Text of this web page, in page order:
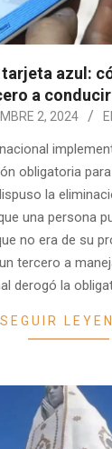
tarjeta azul:
a
2, 2024
obligatoria
la
una persona
no era de su
tercero a
derogó la
SEGUIR